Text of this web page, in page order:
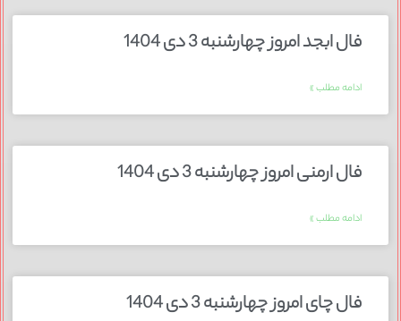
فال ابجد امروز چهارشنبه 3 دی 1404
ادامه مطلب »
فال ارمنی امروز چهارشنبه 3 دی 1404
ادامه مطلب »
فال چای امروز چهارشنبه 3 دی 1404